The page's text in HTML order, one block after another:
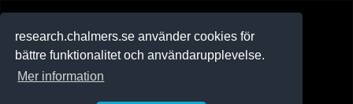
research.chalmers.se använder cookies för
bättre funktionalitet och användarupplevelse.
Mer information